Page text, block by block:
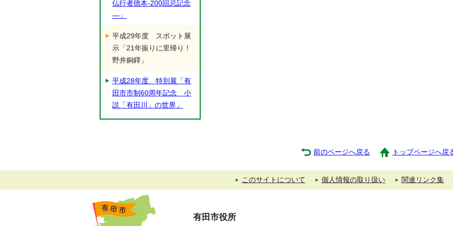
仏行者徳本-200回忌記念
―」
平成29年度 スポット展
示「21年振りに里帰り！
野井銅鐸」
平成28年度 特別展「有
田市市制60周年記念 小
説「有田川」の世界」
前のページへ戻る トップページへ戻
このサイトについて 個人情報の取り扱い 関連リンク集
有田市役所